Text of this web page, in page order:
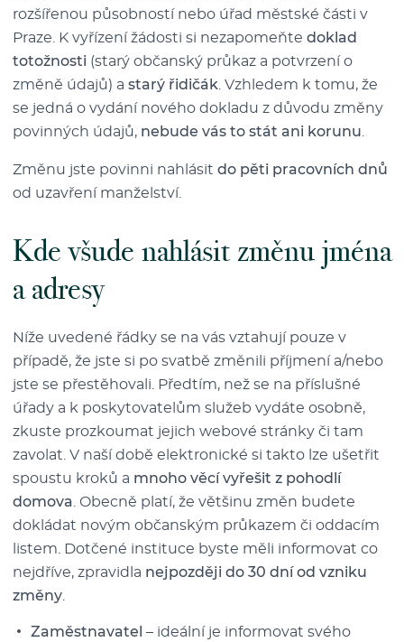
rozšířenou působností nebo úřad městské části v
Praze. K vyřízení žádosti si nezapomeňte doklad
totožnosti (starý občanský průkaz a potvrzení o
změně údajů) a starý řidičák. Vzhledem k tomu, že
se jedná o vydání nového dokladu z důvodu změny
povinných údajů, nebude vás to stát ani korunu.
Změnu jste povinni nahlásit do pěti pracovních dnů
od uzavření manželství.
Kde všude nahlásit změnu jména
a adresy
Níže uvedené řádky se na vás vztahují pouze v
případě, že jste si po svatbě změnili příjmení a/nebo
jste se přestěhovali. Předtím, než se na příslušné
úřady a k poskytovatelům služeb vydáte osobně,
zkuste prozkoumat jejich webové stránky či tam
zavolat. V naší době elektronické si takto lze ušetřit
spoustu kroků a mnoho věcí vyřešit z pohodlí
domova. Obecně platí, že většinu změn budete
dokládat novým občanským průkazem či oddacím
listem. Dotčené instituce byste měli informovat co
nejdříve, zpravidla nejpozději do 30 dní od vzniku
změny.
Zaměstnavatel – ideální je informovat svého